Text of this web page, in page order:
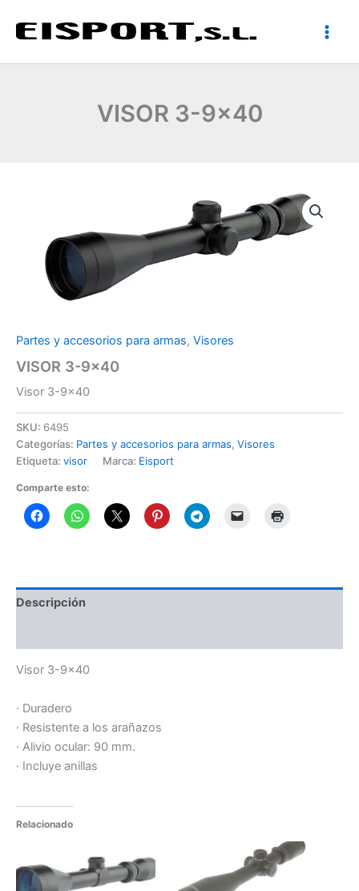
VISOR 3-9×40
Partes y accesorios para armas, Visores
VISOR 3-9×40
Visor 3-9×40
SKU: 6495
Categorías: Partes y accesorios para armas, Visores
Etiqueta: visor Marca: Eisport
Comparte esto:
Descripción
Visor 3-9×40
· Duradero
· Resistente a los arañazos
· Alivio ocular: 90 mm.
· Incluye anillas
Relacionado